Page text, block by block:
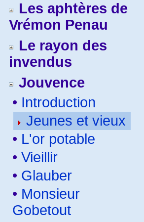
Les aphtères de
Vrémon Penau
Le rayon des
invendus
Jouvence
• Introduction
Jeunes et vieux
• L'or potable
• Vieillir
• Glauber
• Monsieur
Gobetout